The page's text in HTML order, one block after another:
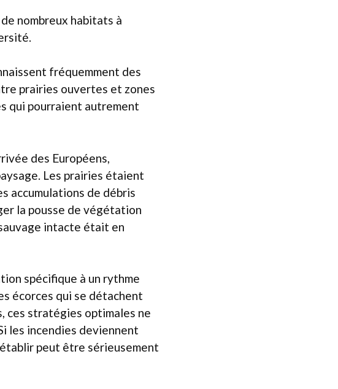
nombreux habitats à
fréquemment des
prairies ouvertes et zones
qui pourraient autrement
des Européens,
Les prairies étaient
accumulations de débris
la pousse de végétation
intacte était en
spécifique à un rythme
écorces qui se détachent
ces stratégies optimales ne
les incendies deviennent
peut être sérieusement